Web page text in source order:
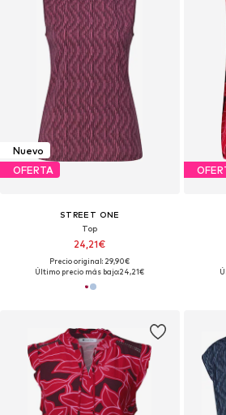
Nuevo
OFERTA
STREET ONE
Top
24,21€
Precio original: 29,90€
Último precio más bajo:24,21€